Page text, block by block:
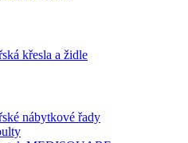
křesla a židle
nábytkové řady